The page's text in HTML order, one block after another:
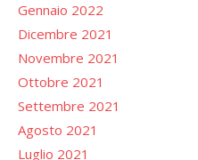
Gennaio 2022
Dicembre 2021
Novembre 2021
Ottobre 2021
Settembre 2021
Agosto 2021
Luglio 2021